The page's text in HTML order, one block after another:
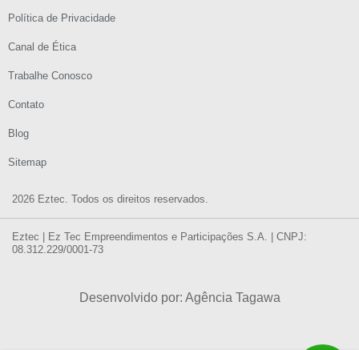
2026 Eztec. Todos os direitos reservados.
Política de Privacidade
Canal de Ética
Trabalhe Conosco
Contato
Blog
Sitemap
Eztec | Ez Tec Empreendimentos e Participações S.A. | CNPJ:
08.312.229/0001-73
Desenvolvido por: Agência Tagawa